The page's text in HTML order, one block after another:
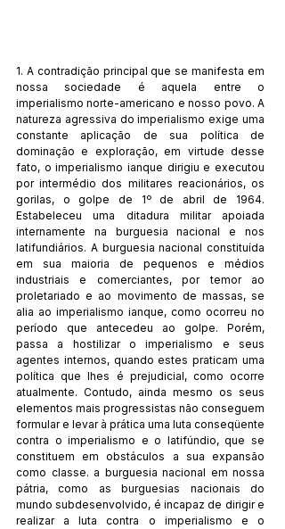
1. A contradição principal que se manifesta em
nossa sociedade é aquela entre o
imperialismo norte-americano e nosso povo. A
natureza agressiva do imperialismo exige uma
constante aplicação de sua política de
dominação e exploração, em virtude desse
fato, o imperialismo ianque dirigiu e executou
por intermédio dos militares reacionários, os
gorilas, o golpe de 1º de abril de 1964.
Estabeleceu uma ditadura militar apoiada
internamente na burguesia nacional e nos
latifundiários. A burguesia nacional constituída
em sua maioria de pequenos e médios
industriais e comerciantes, por temor ao
proletariado e ao movimento de massas, se
alia ao imperialismo ianque, como ocorreu no
período que antecedeu ao golpe. Porém,
passa a hostilizar o imperialismo e seus
agentes internos, quando estes praticam uma
política que lhes é prejudicial, como ocorre
atualmente. Contudo, ainda mesmo os seus
elementos mais progressistas não conseguem
formular e levar à prática uma luta conseqüente
contra o imperialismo e o latifúndio, que se
constituem em obstáculos a sua expansão
como classe. a burguesia nacional em nossa
pátria, como as burguesias nacionais do
mundo subdesenvolvido, é incapaz de dirigir e
realizar a luta contra o imperialismo e o